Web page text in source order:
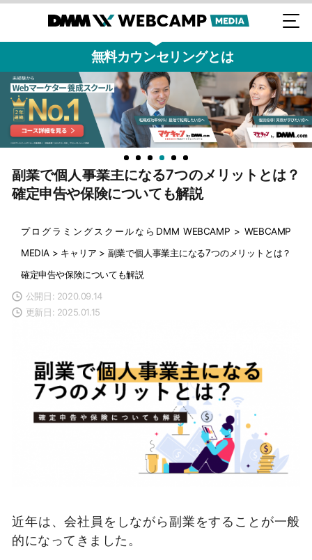
無料カウンセリングとは
副業で個人事業主になる7つのメリットとは？
確定申告や保険についても解説
プログラミングスクールならDMM WEBCAMP > WEBCAMP
MEDIA > キャリア > 副業で個人事業主になる7つのメリットとは？
確定申告や保険についても解説
公開日: 2020.09.14
更新日: 2025.01.15
近年は、会社員をしながら副業をすることが一般
的になってきました。